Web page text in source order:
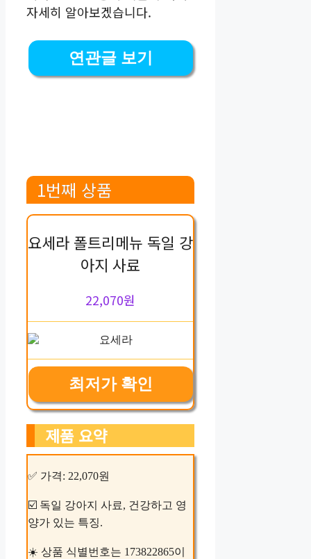
자세히 알아보겠습니다.
연관글 보기
1번째 상품
요세라 폴트리메뉴 독일 강
아지 사료
22,070원
최저가 확인
제품 요약
✅ 가격: 22,070원
☑️ 독일 강아지 사료, 건강하고 영
양가 있는 특징.
☀️ 상품 식별번호는 173822865이